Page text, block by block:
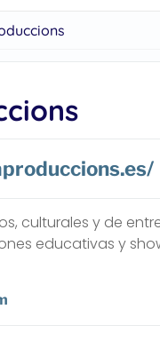
culturales y de
educativas y